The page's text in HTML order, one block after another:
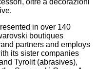
in over 140
boutiques
partners and employs
its sister companies
Tyrolit (abrasives),